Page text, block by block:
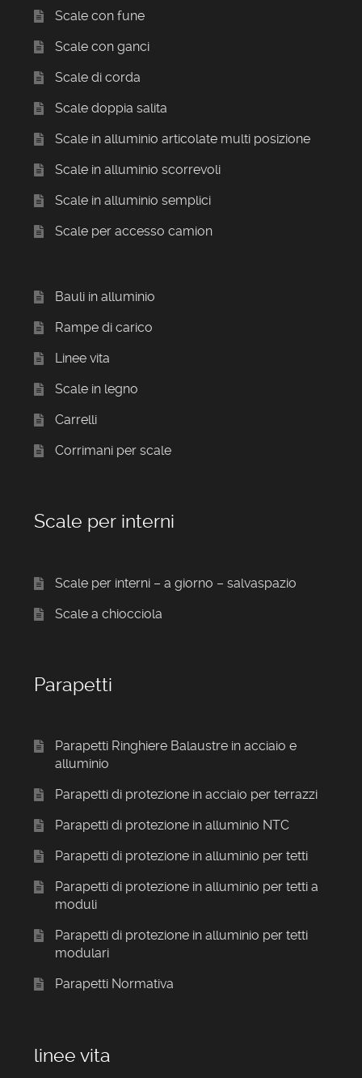
Scale con fune
Scale con ganci
Scale di corda
Scale doppia salita
Scale in alluminio articolate multi posizione
Scale in alluminio scorrevoli
Scale in alluminio semplici
Scale per accesso camion
Bauli in alluminio
Rampe di carico
Linee vita
Scale in legno
Carrelli
Corrimani per scale
Scale per interni
Scale per interni – a giorno – salvaspazio
Scale a chiocciola
Parapetti
Parapetti Ringhiere Balaustre in acciaio e
alluminio
Parapetti di protezione in acciaio per terrazzi
Parapetti di protezione in alluminio NTC
Parapetti di protezione in alluminio per tetti
Parapetti di protezione in alluminio per tetti a
moduli
Parapetti di protezione in alluminio per tetti
modulari
Parapetti Normativa
linee vita